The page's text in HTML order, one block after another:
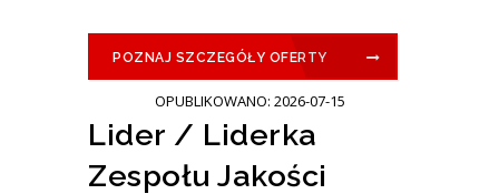
POZNAJ SZCZEGÓŁY OFERTY
OPUBLIKOWANO: 2026-07-15
Lider / Liderka
Zespołu Jakości